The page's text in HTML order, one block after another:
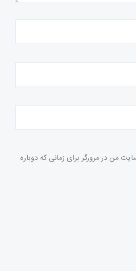
من در مرورگر برای زمانی که دوباره